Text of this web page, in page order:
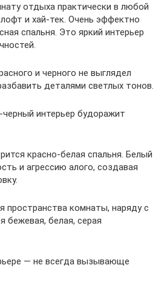
отдыха практически в любой
и хай-тек. Очень эффектно
спальня. Это яркий интерьер
и черного не выглядел
деталями светлых тонов.
интерьер будоражит
красно-белая спальня. Белый
и агрессию алого, создавая
пространства комнаты, наряду с
бежевая, белая, серая
— не всегда вызывающе